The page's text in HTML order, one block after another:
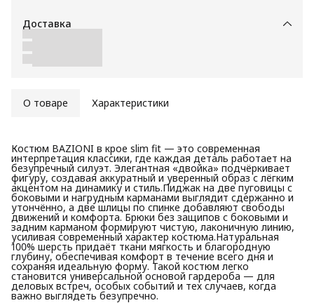
Доставка
О товаре Характеристики
Костюм BAZIONI в крое slim fit — это современная
интерпретация классики, где каждая деталь работает на
безупречный силуэт. Элегантная «двойка» подчёркивает
фигуру, создавая аккуратный и уверенный образ с лёгким
акцентом на динамику и стиль.Пиджак на две пуговицы с
боковыми и нагрудным карманами выглядит сдержанно и
утончённо, а две шлицы по спинке добавляют свободы
движений и комфорта. Брюки без защипов с боковыми и
задним карманом формируют чистую, лаконичную линию,
усиливая современный характер костюма.Натуральная
100% шерсть придаёт ткани мягкость и благородную
глубину, обеспечивая комфорт в течение всего дня и
сохраняя идеальную форму. Такой костюм легко
становится универсальной основой гардероба — для
деловых встреч, особых событий и тех случаев, когда
важно выглядеть безупречно.